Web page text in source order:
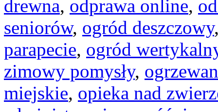
drewna, odprawa online,
seniorów, ogród deszczowy
parapecie, ogród
zimowy pomysły,
miejskie, opieka nad